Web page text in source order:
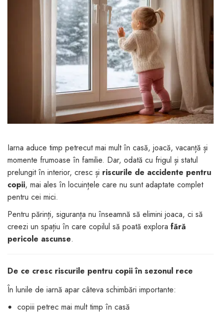
Produse de protecție
mobilier industrial
Bandă avertizare
Cărucioare copii
Accesorii Cărucioare
Set protecții copii
Scaune auto copii
Siguranță auto copii
Tapet protector perete
camera copiilor
Termosuri, recipiente
mâncare pentru copii
Suzete bebe
Termometre copii
Căști antifonice copii și
dopuri de urechi
Produse îngrijire copii
Igiena copii
Jocuri de familie sau grup
Masinute, avioane,
motociclete
Jocuri de pictura si desen
Jucarii muzicale
Jucării educative copii
Biciclete și Triciclete
Iarna aduce timp petrecut mai mult în casă, joacă, vacanță și
momente frumoase în familie. Dar, odată cu frigul și statul
prelungit în interior, cresc și riscurile de accidente pentru
copii, mai ales în locuințele care nu sunt adaptate complet
pentru cei mici.
Pentru părinți, siguranța nu înseamnă să elimini joaca, ci să
creezi un spațiu în care copilul să poată explora fără
pericole ascunse.
De ce cresc riscurile pentru copii în sezonul rece
În lunile de iarnă apar câteva schimbări importante:
copiii petrec mai mult timp în casă